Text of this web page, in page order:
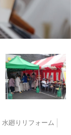
水廻りリフォーム